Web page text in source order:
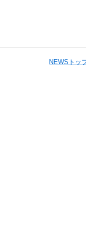
NEWSトッ